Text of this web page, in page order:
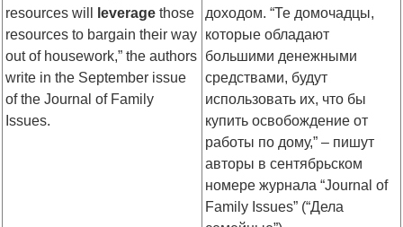
resources will
leverage those
resources to bargain their way
out of housework,” the authors
write in the September issue
of the Journal of Family
Issues.
доходом. “Те домочадцы,
которые обладают
большими денежными
средствами, будут
использовать их, что бы
купить освобождение от
работы по дому,” – пишут
авторы в сентябрьском
номере журнала “Journal of
Family Issues” (“Дела